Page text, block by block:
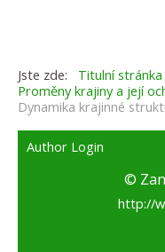
Jste zde:
Titulní stránka
Proměny krajiny a její
Dynamika krajinné
Author Login
©
http://